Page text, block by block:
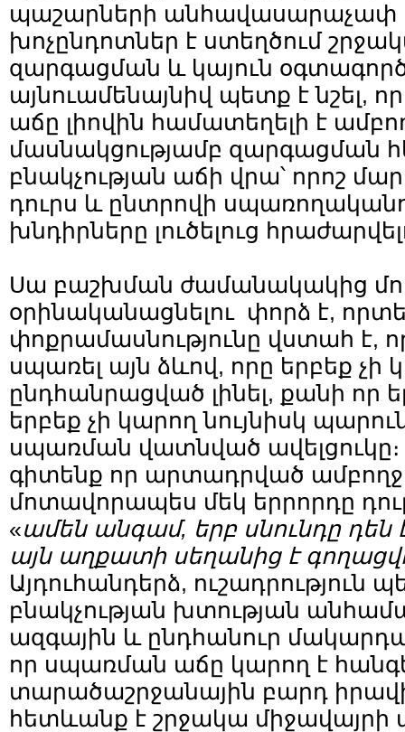
պաշարների անհավասարաչափ
խոչընդոտներ է ստեղծում
զարգացման և կայուն
այնուամենայնիվ պետք է նշել,
աճը լիովին համատեղելի է
մասնակցությամբ զարգացման
բնակչության աճի վրա՝ որոշ
դուրս և ընտրովի
խնդիրները լուծելուց
Սա բաշխման ժամանակակից
օրինականացնելու փորձ է,
փոքրամասնությունը վստահ է,
սպառել այն ձևով, որը երբեք չի
ընդհանրացված լինել, քանի որ
երբեք չի կարող նույնիսկ
սպառման վատնված ավելցուկը։
գիտենք որ արտադրված ամբողջ
մոտավորապես մեկ երրորդը
«ամեն անգամ, երբ սնունդը դեն
այն աղքատի սեղանից է
Այդուհանդերձ, ուշադրություն
բնակչության խտության
ազգային և ընդհանուր
որ սպառման աճը կարող է
տարածաշրջանային բարդ
հետևանք է շրջակա